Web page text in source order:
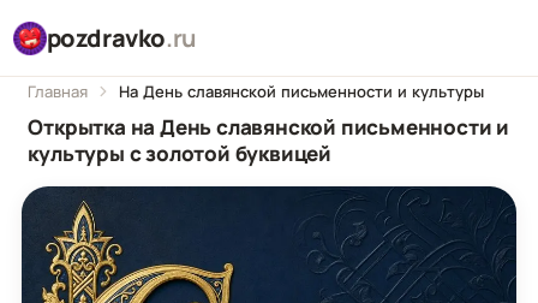
pozdravko.ru
Главная На День славянской письменности и культуры
Открытка на День славянской письменности и
культуры с золотой буквицей